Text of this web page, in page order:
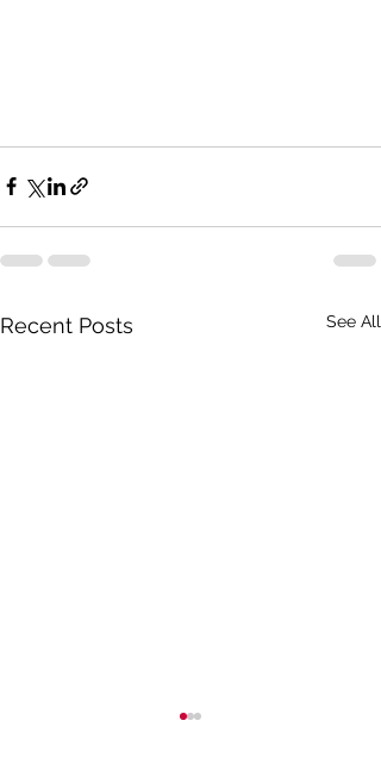
Recent Posts See All